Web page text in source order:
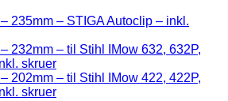
235mm – STIGA Autoclip – inkl.
232mm – til Stihl IMow 632, 632P,
skruer
202mm – til Stihl IMow 422, 422P,
skruer